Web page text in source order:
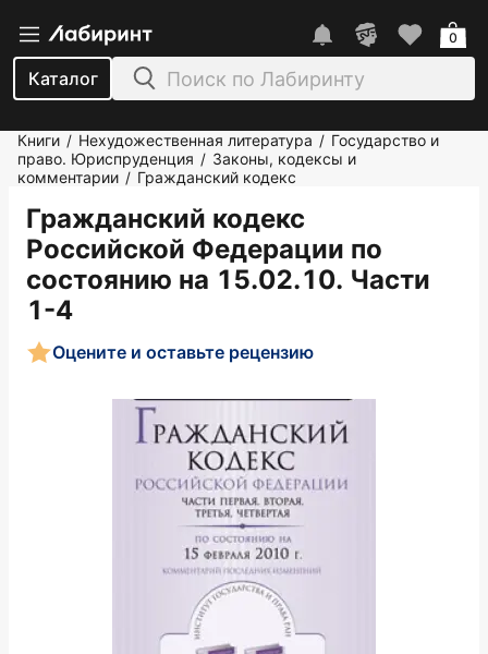
Каталог
0
Книги / Нехудожественная литература / Государство и
право. Юриспруденция / Законы, кодексы и
комментарии / Гражданский кодекс
Гражданский кодекс
Российской Федерации по
состоянию на 15.02.10. Части
1-4
Оцените и оставьте рецензию